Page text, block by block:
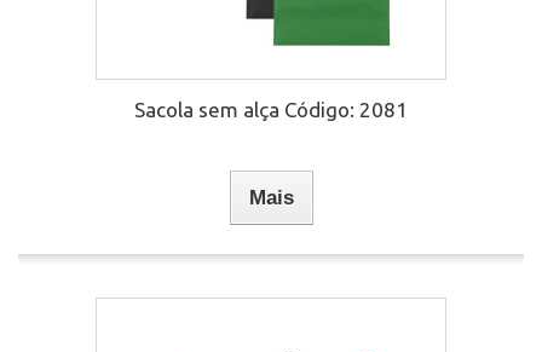
Sacola sem alça Código: 2081
Mais